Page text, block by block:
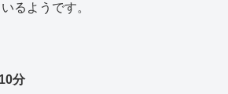
るようです。
分